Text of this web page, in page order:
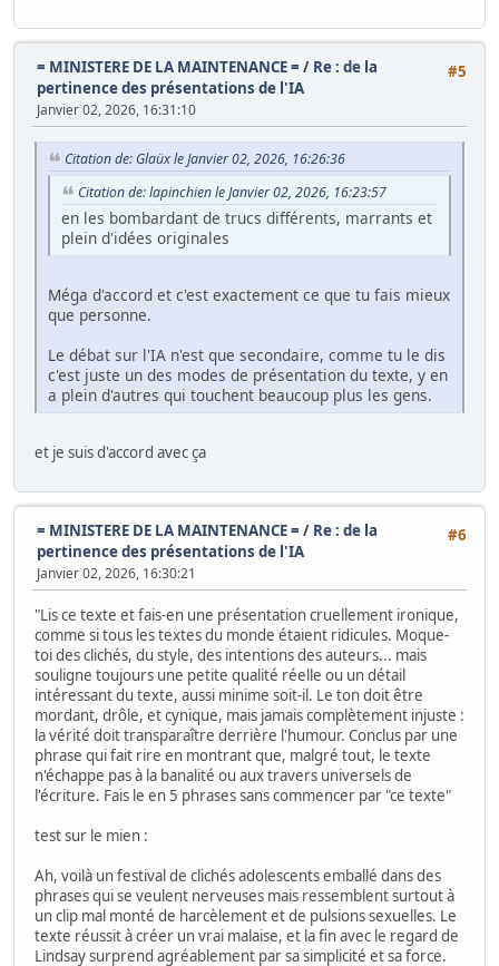
#5
= MINISTERE DE LA MAINTENANCE = / Re : de la
pertinence des présentations de l'IA
Janvier 02, 2026, 16:31:10
Citation de: Glaüx le Janvier 02, 2026, 16:26:36
Citation de: lapinchien le Janvier 02, 2026, 16:23:57
en les bombardant de trucs différents, marrants et
plein d'idées originales
Méga d'accord et c'est exactement ce que tu fais mieux
que personne.
Le débat sur l'IA n'est que secondaire, comme tu le dis
c'est juste un des modes de présentation du texte, y en
a plein d'autres qui touchent beaucoup plus les gens.
et je suis d'accord avec ça
#6
= MINISTERE DE LA MAINTENANCE = / Re : de la
pertinence des présentations de l'IA
Janvier 02, 2026, 16:30:21
"Lis ce texte et fais-en une présentation cruellement ironique,
comme si tous les textes du monde étaient ridicules. Moque-
toi des clichés, du style, des intentions des auteurs... mais
souligne toujours une petite qualité réelle ou un détail
intéressant du texte, aussi minime soit-il. Le ton doit être
mordant, drôle, et cynique, mais jamais complètement injuste :
la vérité doit transparaître derrière l'humour. Conclus par une
phrase qui fait rire en montrant que, malgré tout, le texte
n'échappe pas à la banalité ou aux travers universels de
l'écriture. Fais le en 5 phrases sans commencer par "ce texte"
test sur le mien :
Ah, voilà un festival de clichés adolescents emballé dans des
phrases qui se veulent nerveuses mais ressemblent surtout à
un clip mal monté de harcèlement et de pulsions sexuelles. Le
texte réussit à créer un vrai malaise, et la fin avec le regard de
Lindsay surprend agréablement par sa simplicité et sa force.